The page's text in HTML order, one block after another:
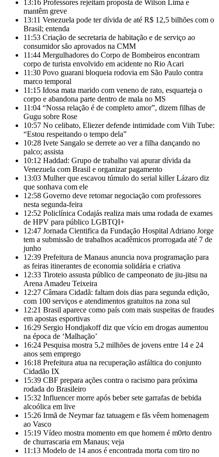
13:16 Professores rejeitam proposta de Wilson Lima e
mantêm greve
13:11 Venezuela pode ter dívida de até R$ 12,5 bilhões com o
Brasil; entenda
11:53 Criação de secretaria de habitação e de serviço ao
consumidor são aprovados na CMM
11:44 Mergulhadores do Corpo de Bombeiros encontram
corpo de turista envolvido em acidente no Rio Acari
11:30 Povo guarani bloqueia rodovia em São Paulo contra
marco temporal
11:15 Idosa mata marido com veneno de rato, esquarteja o
corpo e abandona parte dentro de mala no MS
11:04 “Nossa relação é de completo amor”, dizem filhas de
Gugu sobre Rose
10:57 No celibato, Eliezer defende intimidade com Viih Tube:
“Estou respeitando o tempo dela”
10:28 Ivete Sangalo se derrete ao ver a filha dançando no
palco; assista
10:12 Haddad: Grupo de trabalho vai apurar dívida da
Venezuela com Brasil e organizar pagamento
13:03 Mulher que escavou túmulo do serial killer Lázaro diz
que sonhava com ele
12:58 Governo deve retomar negociação com professores
nesta segunda-feira
12:52 Policlínica Codajás realiza mais uma rodada de exames
de HPV para público LGBTQI+
12:47 Jornada Cientifica da Fundação Hospital Adriano Jorge
tem a submissão de trabalhos acadêmicos prorrogada até 7 de
junho
12:39 Prefeitura de Manaus anuncia nova programação para
as feiras itinerantes de economia solidária e criativa
12:33 Tiroteio assusta público de campeonato de jiu-jitsu na
Arena Amadeu Teixeira
12:27 Câmara Cidadã: faltam dois dias para segunda edição,
com 100 serviços e atendimentos gratuitos na zona sul
12:21 Brasil aparece como país com mais suspeitas de fraudes
em apostas esportivas
16:29 Sergio Hondjakoff diz que vício em drogas aumentou
na época de ‘Malhação’
16:24 Pesquisa mostra 5,2 milhões de jovens entre 14 e 24
anos sem emprego
16:18 Prefeitura atua na recuperação asfáltica do conjunto
Cidadão IX
15:39 CBF prepara ações contra o racismo para próxima
rodada do Brasileiro
15:32 Influencer morre após beber sete garrafas de bebida
alcoólica em live
15:26 Irmã de Neymar faz tatuagem e fãs vêem homenagem
ao Vasco
15:19 Vídeo mostra momento em que homem é m0rto dentro
de churrascaria em Manaus; veja
11:13 Modelo de 14 anos é encontrada morta com tiro no